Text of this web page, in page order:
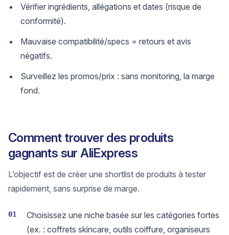
Vérifier ingrédients, allégations et dates (risque de
conformité).
Mauvaise compatibilité/specs = retours et avis
négatifs.
Surveillez les promos/prix : sans monitoring, la marge
fond.
Comment trouver des produits
gagnants sur AliExpress
L’objectif est de créer une shortlist de produits à tester
rapidement, sans surprise de marge.
01
Choisissez une niche basée sur les catégories fortes
(ex. : coffrets skincare, outils coiffure, organiseurs